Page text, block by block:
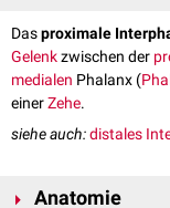
Dasproximale
Gelenkzwischen der
medialen Phalanx (
einerZehe.
siehe auch:distales
Anatomie